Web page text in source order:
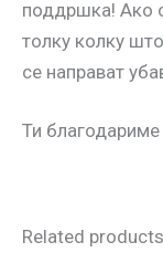
поддршка! Ако
толку колку
се направат
Ти
Related products